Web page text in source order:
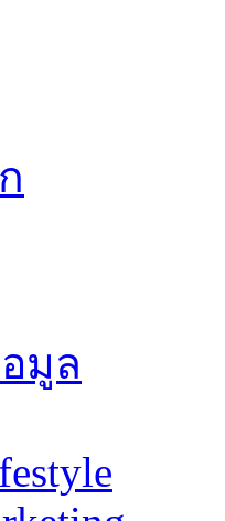
มูล